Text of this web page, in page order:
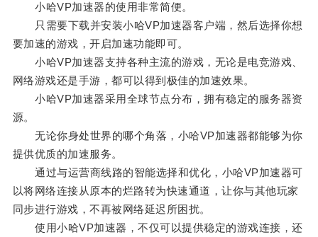
小哈VP加速器的使用非常简便。
只需要下载并安装小哈VP加速器客户端，然后选择你想
要加速的游戏，开启加速功能即可。
小哈VP加速器支持各种主流的游戏，无论是电竞游戏、
网络游戏还是手游，都可以得到极佳的加速效果。
小哈VP加速器采用全球节点分布，拥有稳定的服务器资
源。
无论你身处世界的哪个角落，小哈VP加速器都能够为你
提供优质的加速服务。
通过与运营商线路的智能选择和优化，小哈VP加速器可
以将网络连接从原本的烂路转为快速通道，让你与其他玩家
同步进行游戏，不再被网络延迟所困扰。
使用小哈VP加速器，不仅可以提供稳定的游戏连接，还